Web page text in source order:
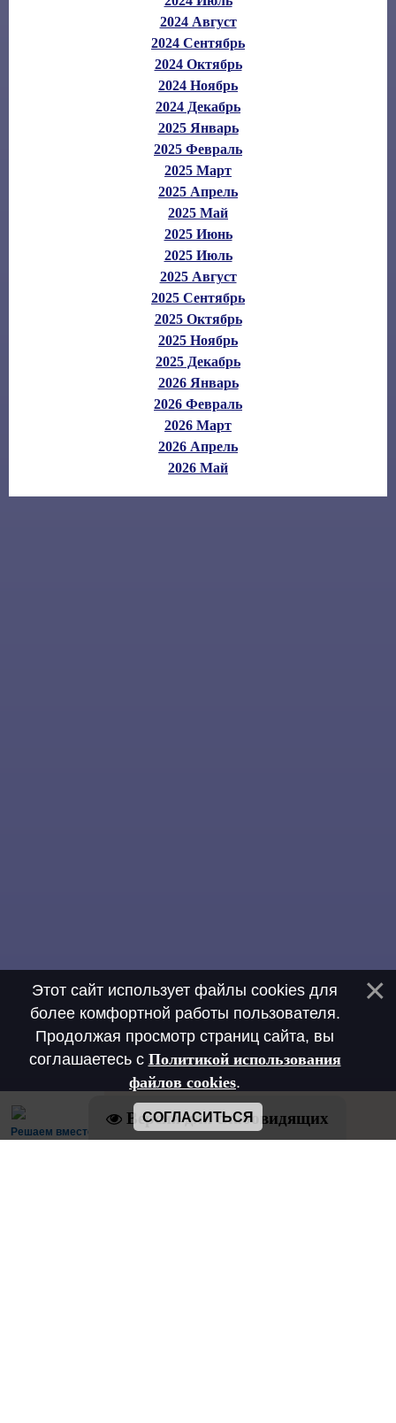
Версия для слабовидящих
2024 Август
2024 Сентябрь
2024 Октябрь
2024 Ноябрь
2024 Декабрь
2025 Январь
2025 Февраль
2025 Март
2025 Апрель
2025 Май
2025 Июнь
2025 Июль
2025 Август
2025 Сентябрь
2025 Октябрь
2025 Ноябрь
2025 Декабрь
2026 Январь
2026 Февраль
2026 Март
2026 Апрель
2026 Май
Решаем вместе
Этот сайт использует файлы cookies для
более комфортной работы пользователя.
Продолжая просмотр страниц сайта, вы
соглашаетесь с Политикой использования
файлов cookies.
СОГЛАСИТЬСЯ